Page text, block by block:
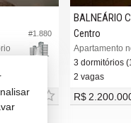
#1.880
BALNEÁRIO
Centro
Apartamento
3 dormitórios
2 vagas
R$